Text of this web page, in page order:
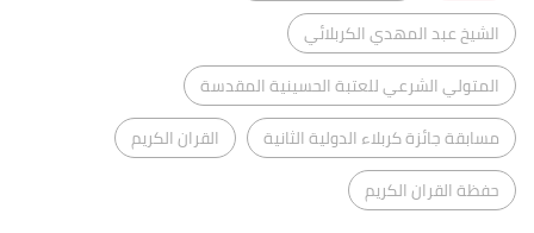
الشيخ عبد المهدي الكربلائي
المتولي الشرعي للعتبة الحسينية المقدسة
مسابقة جائزة كربلاء الدولية الثانية
القران الكريم
حفظة القران الكريم